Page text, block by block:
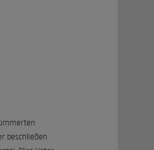
beschließen